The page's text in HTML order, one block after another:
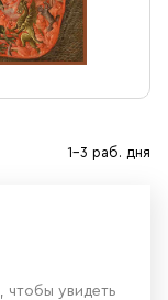
1-3 раб. дня
, чтобы увидеть